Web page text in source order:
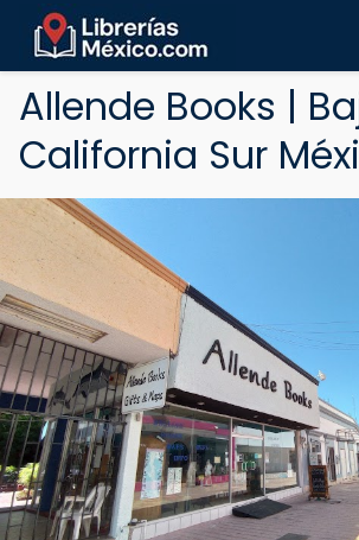
Allende Books |
California Sur